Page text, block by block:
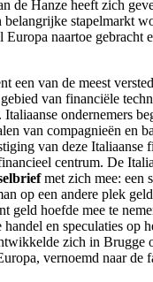
de Hanze heeft zich
belangrijke stapelmarkt
Europa naartoe gebracht
een van de meest
van financiële
ondernemers
van compagnieën en
van deze Italiaanse
centrum. De
met zich mee: een
op een andere plek
geld hoefde mee te
en speculaties op
zich in Brugge
vernoemd naar de